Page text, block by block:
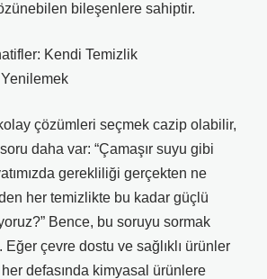
bileşenlere sahiptir.
Kendi Temizlik
Yenilemek
çözümleri seçmek cazip olabilir,
daha var: “Çamaşır suyu gibi
gerekliliği gerçekten ne
her temizlikte bu kadar güçlü
Bence, bu soruyu sormak
çevre dostu ve sağlıklı ürünler
defasında kimyasal ürünlere